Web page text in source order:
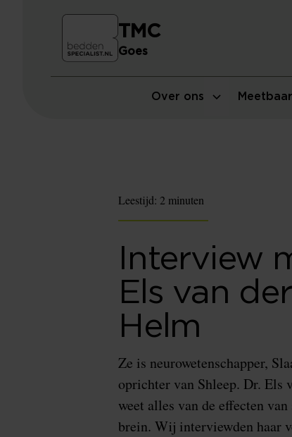
Over ons
TMC
Goes
Leestijd: 2 minuten
Interview
Els van der
Helm
Ze is neurowetenschapper,
oprichter van Shleep. Dr. Els
weet alles van de effecten
brein. Wij interviewden haar